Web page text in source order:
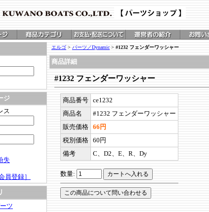
ジ
ス
失
員登録］
ツ
エルゴ > パーツ／Dynamic > #1232 フェンダーワッシャー
商品詳細
#1232 フェンダーワッシャー
商品番号 ce1232
商品名
#1232 フェンダーワッシャー
販売価格 66円
税別価格 60円
備考
C、D2、E、R、Dy
数量: